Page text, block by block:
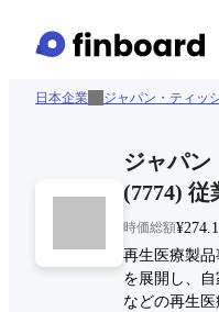
日本企業 ジャパン・ティッ
ジャパン
(7774) 従
時価総額
再生医療製
を展開し、
などの再生医